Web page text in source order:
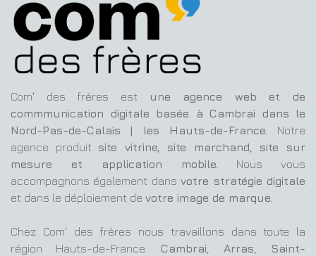
Com' des frères est
une agence web et de
commmunication digitale basée à Cambrai dans le
Nord-Pas-de-Calais | les Hauts-de-France. Notre
agence produit site vitrine, site marchand, site sur
mesure et application mobile.
Nous vous
accompagnons également dansvotre stratégie digitale
et dans le déploiement de votre image de marque.
Chez Com' des frères nous travaillons dans toute la
région Hauts-de-France. Cambrai, Arras, Saint-